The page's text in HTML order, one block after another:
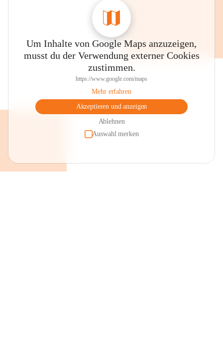
Um Inhalte von Google Maps anzuzeigen,
musst du der Verwendung externer Cookies
zustimmen.
https://www.google.com/maps
Mehr erfahren
Akzeptieren und anzeigen
Ablehnen
Auswahl merken